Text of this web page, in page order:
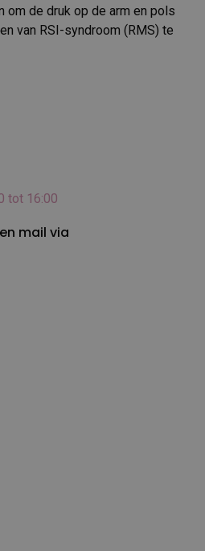
om de druk op de arm en pols
van RSI-syndroom (RMS) te
tot 16:00
mail via